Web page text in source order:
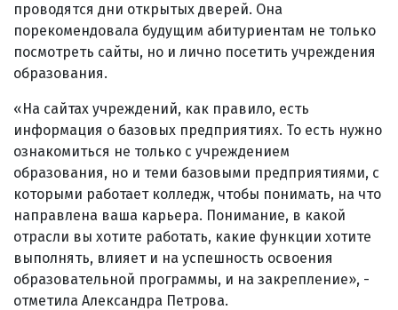
проводятся дни открытых дверей. Она
порекомендовала будущим абитуриентам не только
посмотреть сайты, но и лично посетить учреждения
образования.
«На сайтах учреждений, как правило, есть
информация о базовых предприятиях. То есть нужно
ознакомиться не только с учреждением
образования, но и теми базовыми предприятиями, с
которыми работает колледж, чтобы понимать, на что
направлена ваша карьера. Понимание, в какой
отрасли вы хотите работать, какие функции хотите
выполнять, влияет и на успешность освоения
образовательной программы, и на закрепление», -
отметила Александра Петрова.